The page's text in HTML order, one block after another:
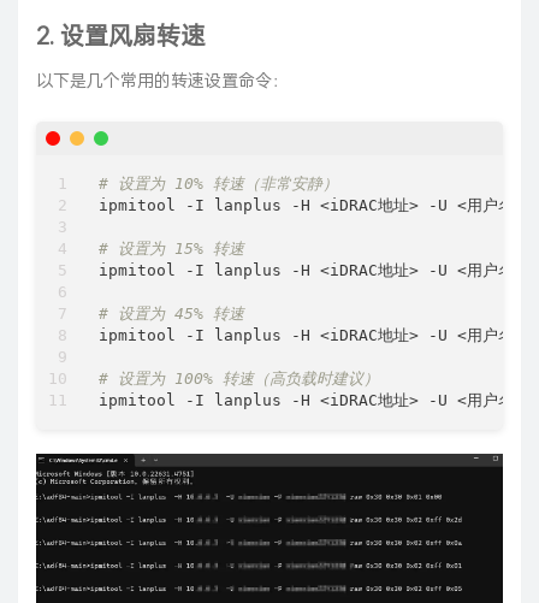
2. 设置风扇转速
以下是几个常用的转速设置命令：
# 设置为 10% 转速（非常安静）
ipmitool -I lanplus -H <iDRAC地址> -U <用户名>
# 设置为 15% 转速
ipmitool -I lanplus -H <iDRAC地址> -U <用户名
# 设置为 45% 转速
ipmitool -I lanplus -H <iDRAC地址> -U <用户名>
# 设置为 100% 转速（高负载时建议）